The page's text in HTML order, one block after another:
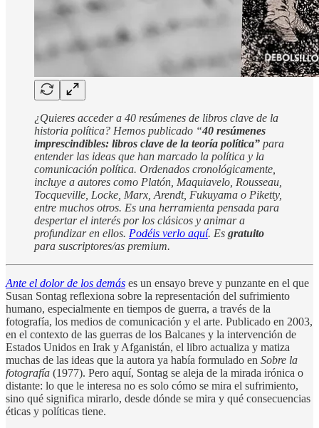
¿Quieres acceder a 40 resúmenes de libros clave de la
historia política? Hemos publicado “40 resúmenes
imprescindibles: libros clave de la teoría política” para
entender las ideas que han marcado la política y la
comunicación política. Ordenados cronológicamente,
incluye a autores como Platón, Maquiavelo, Rousseau,
Tocqueville, Locke, Marx, Arendt, Fukuyama o Piketty,
entre muchos otros. Es una herramienta pensada para
despertar el interés por los clásicos y animar a
profundizar en ellos. Podéis verlo aquí. Es gratuito
para suscriptores/as premium.
Ante el dolor de los demás es un ensayo breve y punzante en el que
Susan Sontag reflexiona sobre la representación del sufrimiento
humano, especialmente en tiempos de guerra, a través de la
fotografía, los medios de comunicación y el arte. Publicado en 2003,
en el contexto de las guerras de los Balcanes y la intervención de
Estados Unidos en Irak y Afganistán, el libro actualiza y matiza
muchas de las ideas que la autora ya había formulado en Sobre la
fotografía (1977). Pero aquí, Sontag se aleja de la mirada irónica o
distante: lo que le interesa no es solo cómo se mira el sufrimiento,
sino qué significa mirarlo, desde dónde se mira y qué consecuencias
éticas y políticas tiene.